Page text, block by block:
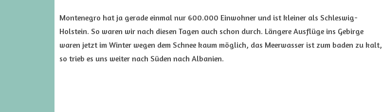
Montenegro hat ja gerade einmal nur 600.000 Einwohner und ist kleiner als Schleswig-
Holstein. So waren wir nach diesen Tagen auch schon durch. Längere Ausflüge ins Gebirge
waren jetzt im Winter wegen dem Schnee kaum möglich, das Meerwasser ist zum baden zu kalt,
so trieb es uns weiter nach Süden nach Albanien.